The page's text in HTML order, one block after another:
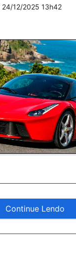
24/12/2025 13h42
Continue Lendo